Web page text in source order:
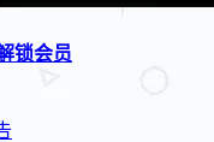
锁会员